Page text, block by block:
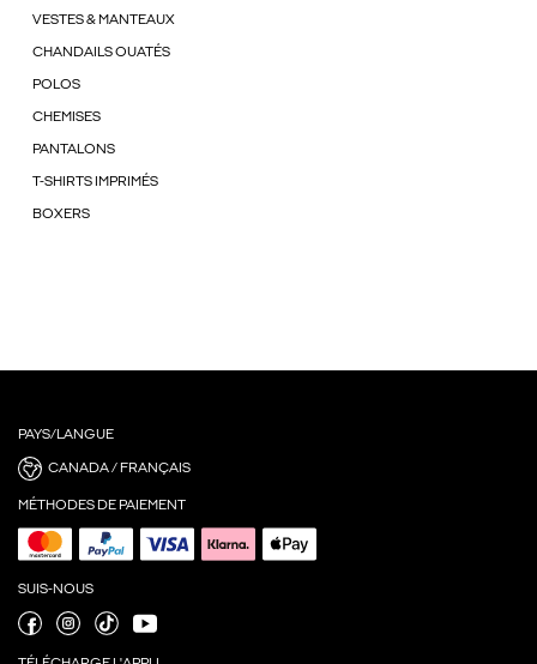
VESTES & MANTEAUX
CHANDAILS OUATÉS
POLOS
CHEMISES
PANTALONS
T-SHIRTS IMPRIMÉS
BOXERS
PAYS/LANGUE
CANADA / FRANÇAIS
MÉTHODES DE PAIEMENT
SUIS-NOUS